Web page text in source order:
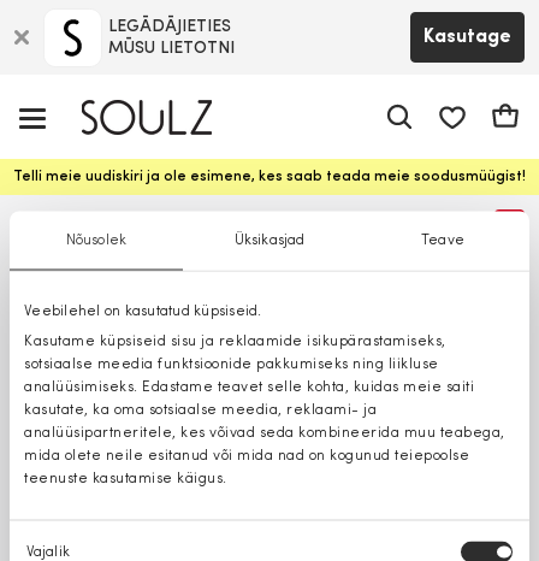
Nõusolek Üksikasjad Teave
Veebilehel on kasutatud küpsiseid.
Kasutame küpsiseid sisu ja reklaamide isikupärastamiseks,
sotsiaalse meedia funktsioonide pakkumiseks ning liikluse
analüüsimiseks. Edastame teavet selle kohta, kuidas meie saiti
kasutate, ka oma sotsiaalse meedia, reklaami- ja
analüüsipartneritele, kes võivad seda kombineerida muu teabega,
mida olete neile esitanud või mida nad on kogunud teiepoolse
teenuste kasutamise käigus.
Nõusoleku
Vajalik
LEGĀDĀJIETIES
MŪSU LIETOTNI
Kasutage
Telli meie uudiskiri ja ole esimene, kes saab teada meie soodusmüügist!